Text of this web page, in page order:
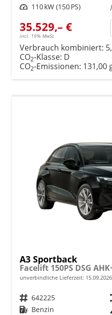
Leistung 110 kW (150 PS)
35.529,– €
incl. 19% MwSt.
Verbrauch kombiniert:
CO2-Klasse: D
CO2-Emissionen: 131,00
A3 Sportback
unverbindliche Lieferzeit: 15.09.2026
Fahrzeugnr. 642225
Kraftstoff Benzin